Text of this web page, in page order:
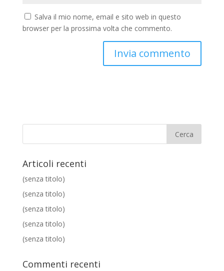
Salva il mio nome, email e sito web in questo
browser per la prossima volta che commento.
Articoli recenti
(senza titolo)
(senza titolo)
(senza titolo)
(senza titolo)
(senza titolo)
Commenti recenti